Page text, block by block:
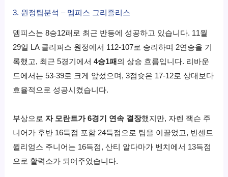
3. 원정팀분석 – 멤피스 그리즐리스
멤피스는 8승12패로 최근 반등에 성공하고 있습니다. 11월
29일 LA 클리퍼스 원정에서 112-107로 승리하며 2연승을 기
록했고, 최근 5경기에서4승1패 의 상승 흐름입니다. 리바운
드에서는 53-39로 크게 앞섰으며, 3점슛은 17-12로 상대보다
효율적으로 성공시켰습니다.
부상으로자 모란트가 6경기 연속 결장했지만, 자렌 잭슨 주
니어가 후반 16득점 포함 24득점으로 팀을 이끌었고, 빈센트
윌리엄스 주니어는 16득점, 산티 알다마가 벤치에서 13득점
으로 활력소가 되어주었습니다.